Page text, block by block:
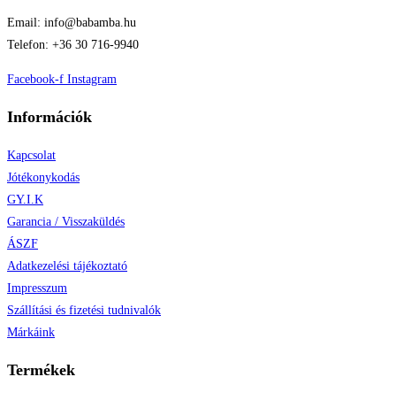
Email: info@babamba.hu
Telefon: +36 30 716-9940
Facebook-f Instagram
Információk
Kapcsolat
Jótékonykodás
GY.I.K
Garancia / Visszaküldés
ÁSZF
Adatkezelési tájékoztató
Impresszum
Szállítási és fizetési tudnivalók
Márkáink
Termékek